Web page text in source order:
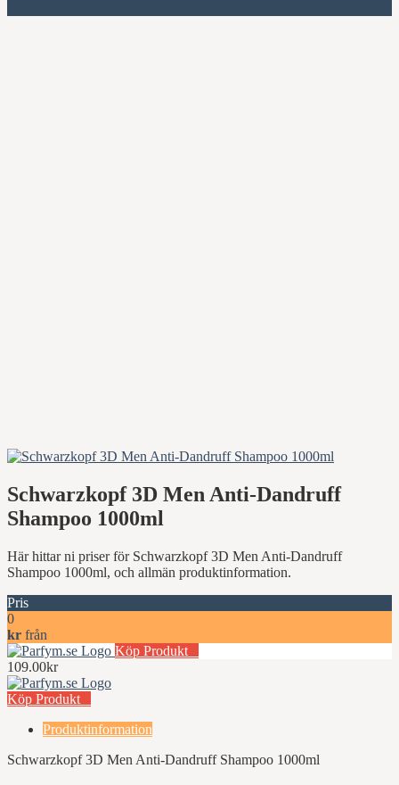
Schwarzkopf 3D Men Anti-Dandruff
Shampoo 1000ml
Här hittar ni priser för Schwarzkopf 3D Men Anti-Dandruff
Shampoo 1000ml, och allmän produktinformation.
Pris
0
kr från
Köp Produkt
109.00kr
Köp Produkt
Produktinformation
Schwarzkopf 3D Men Anti-Dandruff Shampoo 1000ml